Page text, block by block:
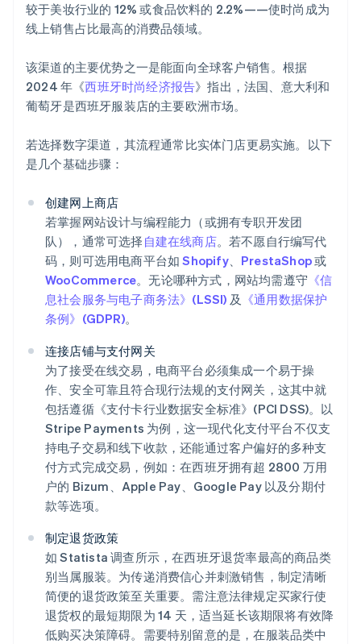
较于美妆行业的 12% 或食品饮料的 2.2%——使时尚成为
线上销售占比最高的消费品领域。
该渠道的主要优势之一是能面向全球客户销售。根据
2024 年《西班牙时尚经济报告》指出，法国、意大利和
葡萄牙是西班牙服装店的主要欧洲市场。
若选择数字渠道，其流程通常比实体门店更易实施。以下
是几个基础步骤：
创建网上商店
若掌握网站设计与编程能力（或拥有专职开发团
队），通常可选择 自建在线商店。若不愿自行编写代
码，则可选用电商平台如Shopify、 PrestaShop或
WooCommerce。无论哪种方式，网站均需遵守 《信
息社会服务与电子商务法》(LSSI) 及 《通用数据保护
条例》(GDPR)。
连接店铺与支付网关
为了接受在线交易，电商平台必须集成一个易于操
作、安全可靠且符合现行法规的支付网关，这其中就
包括遵循《支付卡行业数据安全标准》(PCI DSS)。以
Stripe Payments 为例，这一现代化支付平台不仅支
持电子交易和线下收款，还能通过客户偏好的多种支
付方式完成交易，例如：在西班牙拥有超 2800 万用
户的 Bizum、Apple Pay、Google Pay 以及分期付
款等选项。
制定退货政策
如 Statista 调查所示，在西班牙退货率最高的商品类
别当属服装。为传递消费信心并刺激销售，制定清晰
简便的退货政策至关重要。需注意法律规定买家行使
退货权的最短期限为 14 天，适当延长该期限将有效降
低购买决策障碍。需要特别留意的是，在服装品类中